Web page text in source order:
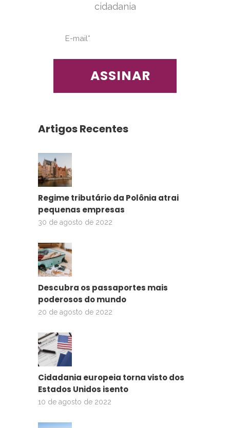
cidadania
Artigos Recentes
Regime tributário da Polônia atrai
pequenas empresas
30 de agosto de 2022
Descubra os passaportes mais
poderosos do mundo
20 de agosto de 2022
Cidadania europeia torna visto dos
Estados Unidos isento
10 de agosto de 2022